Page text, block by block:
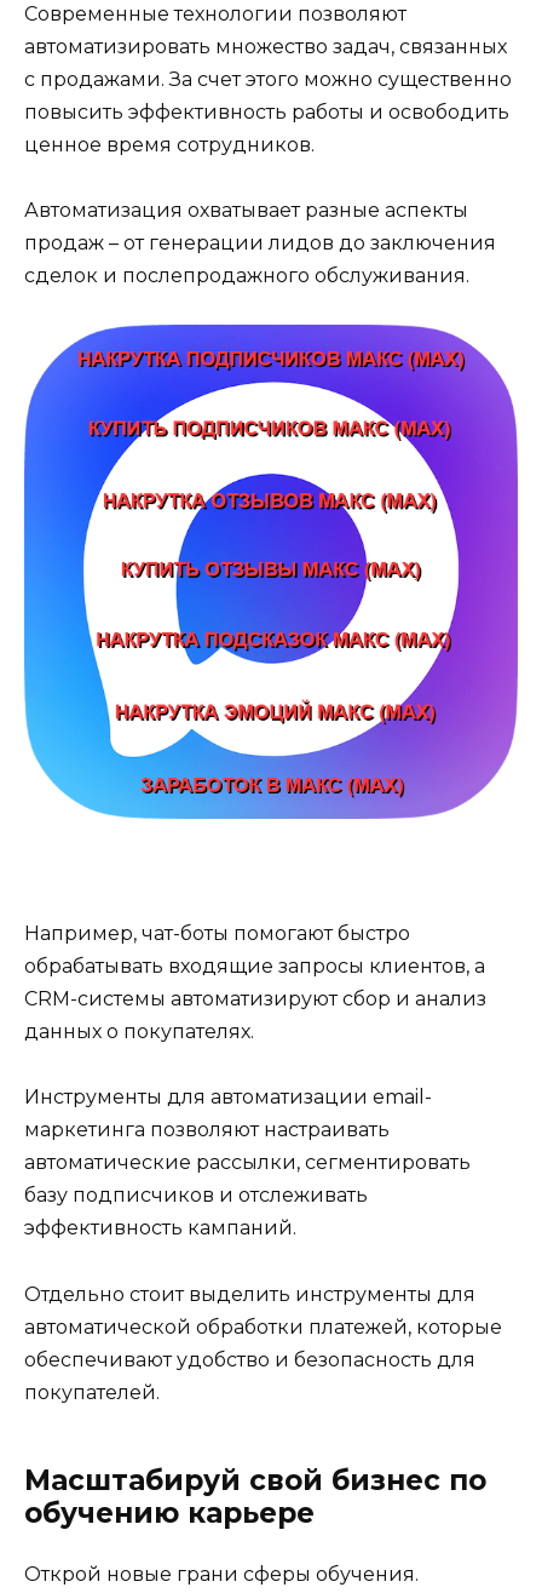
Современные технологии позволяют
автоматизировать множество задач, связанных
с продажами. За счет этого можно существенно
повысить эффективность работы и освободить
ценное время сотрудников.
Автоматизация охватывает разные аспекты
продаж – от генерации лидов до заключения
сделок и послепродажного обслуживания.
Например, чат-боты помогают быстро
обрабатывать входящие запросы клиентов, а
CRM-системы автоматизируют сбор и анализ
данных о покупателях.
Инструменты для автоматизации email-
маркетинга позволяют настраивать
автоматические рассылки, сегментировать
базу подписчиков и отслеживать
эффективность кампаний.
Отдельно стоит выделить инструменты для
автоматической обработки платежей, которые
обеспечивают удобство и безопасность для
покупателей.
Масштабируй свой бизнес по
обучению карьере
Открой новые грани сферы обучения.